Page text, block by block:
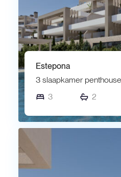
Estepona
3 slaapkamer penthouse
3
2